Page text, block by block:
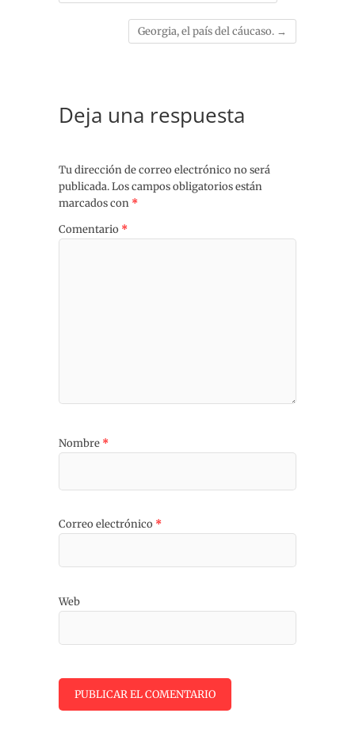
Georgia, el país del cáucaso. →
Deja una respuesta
Tu dirección de correo electrónico no será
publicada.Los campos obligatorios están
marcados con *
Comentario *
Nombre *
Correo electrónico *
Web